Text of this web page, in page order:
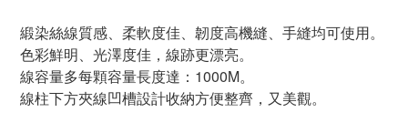
緞染絲線質感、柔軟度佳、韌度高機縫、手縫均可使用。
色彩鮮明、光澤度佳，線跡更漂亮。
線容量多每顆容量長度達： 1000M。
線柱下方夾線凹槽設計收納方便整齊，又美觀。